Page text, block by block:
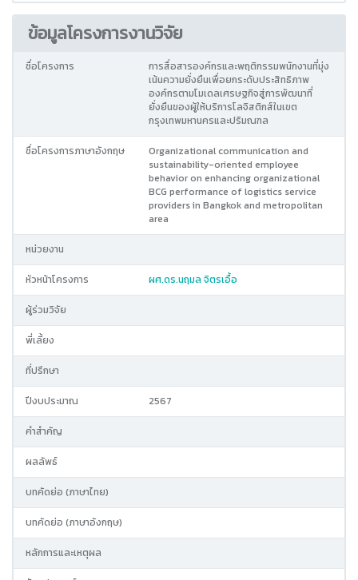
ข้อมูลโครงการงานวิจัย
ชื่อโครงการ
การสื่อสารองค์กรและพฤติกรรมพนักงานที่มุ่ง
เน้นความยั่งยืนเพื่อยกระดับประสิทธิภาพ
องค์กรตามโมเดลเศรษฐกิจสู่การพัฒนาที่
ยั่งยืนของผู้ให้บริการโลจิสติกส์ในเขต
กรุงเทพมหานครและปริมณฑล
ชื่อโครงการภาษาอังกฤษ
Organizational communication and
sustainability-oriented employee
behavior on enhancing organizational
BCG performance of logistics service
providers in Bangkok and metropolitan
area
หน่วยงาน
หัวหน้าโครงการ ผศ.ดร.นฤมล จิตรเอื้อ
ผู้ร่วมวิจัย
พี่เลี้ยง
ที่ปรึกษา
ปีงบประมาณ 2567
คำสำคัญ
ผลลัพธ์
บทคัดย่อ (ภาษาไทย)
บทคัดย่อ (ภาษาอังกฤษ)
หลักการและเหตุผล